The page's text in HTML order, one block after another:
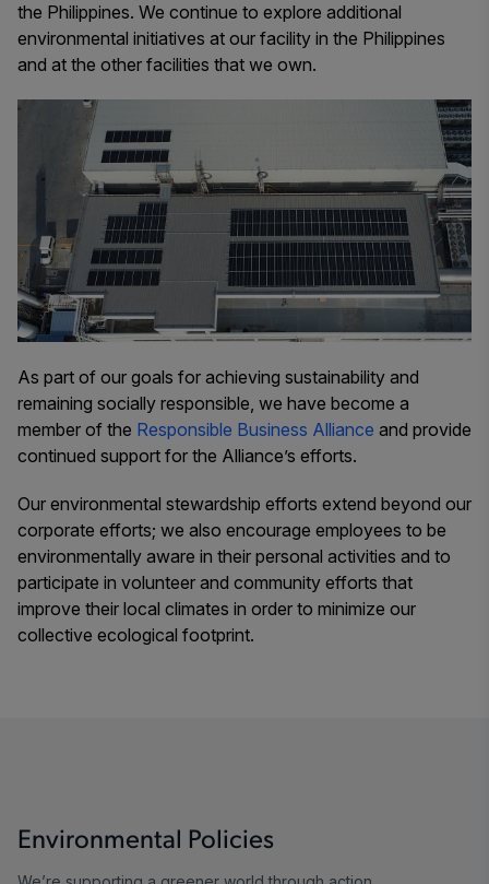
the Philippines. We continue to explore additional
environmental initiatives at our facility in the Philippines
and at the other facilities that we own.
As part of our goals for achieving sustainability and
remaining socially responsible, we have become a
member of the Responsible Business Alliance and provide
continued support for the Alliance’s efforts.
Our environmental stewardship efforts extend beyond our
corporate efforts; we also encourage employees to be
environmentally aware in their personal activities and to
participate in volunteer and community efforts that
improve their local climates in order to minimize our
collective ecological footprint.
Environmental Policies